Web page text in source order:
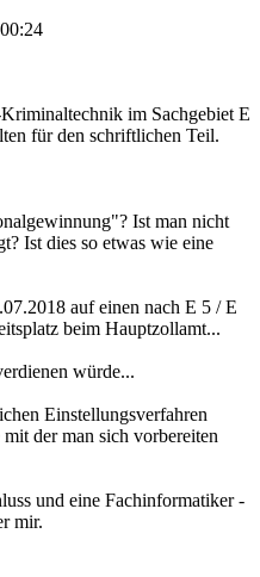
im Sachgebiet E
für den schriftlichen Teil.
Ist man nicht
Ist dies so etwas wie eine
auf einen nach E 5 / E
beim Hauptzollamt...
würde...
Einstellungsverfahren
der man sich vorbereiten
und eine Fachinformatiker -
mir.